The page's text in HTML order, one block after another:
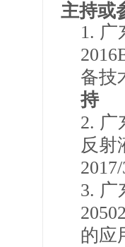
主持或
1. 广
备技
持
2. 广
反射
3. 广
的应